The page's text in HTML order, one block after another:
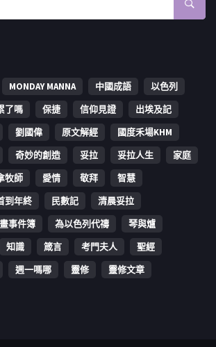
MONDAY MANNA 中國成語
以色列
了嗎 保捷 信仰見證
出埃及記
劉國偉 原文解經
國度禾場KHM
奇妙的創造 妥拉 妥拉人生
家庭
牧師 愛情 敬拜
智慧
到年終 民數記
清晨妥拉
事件簿 為以色列代禱
琴與爐
知識 箴言 考門夫人
聖經
週一嗎哪 靈修 靈修文章